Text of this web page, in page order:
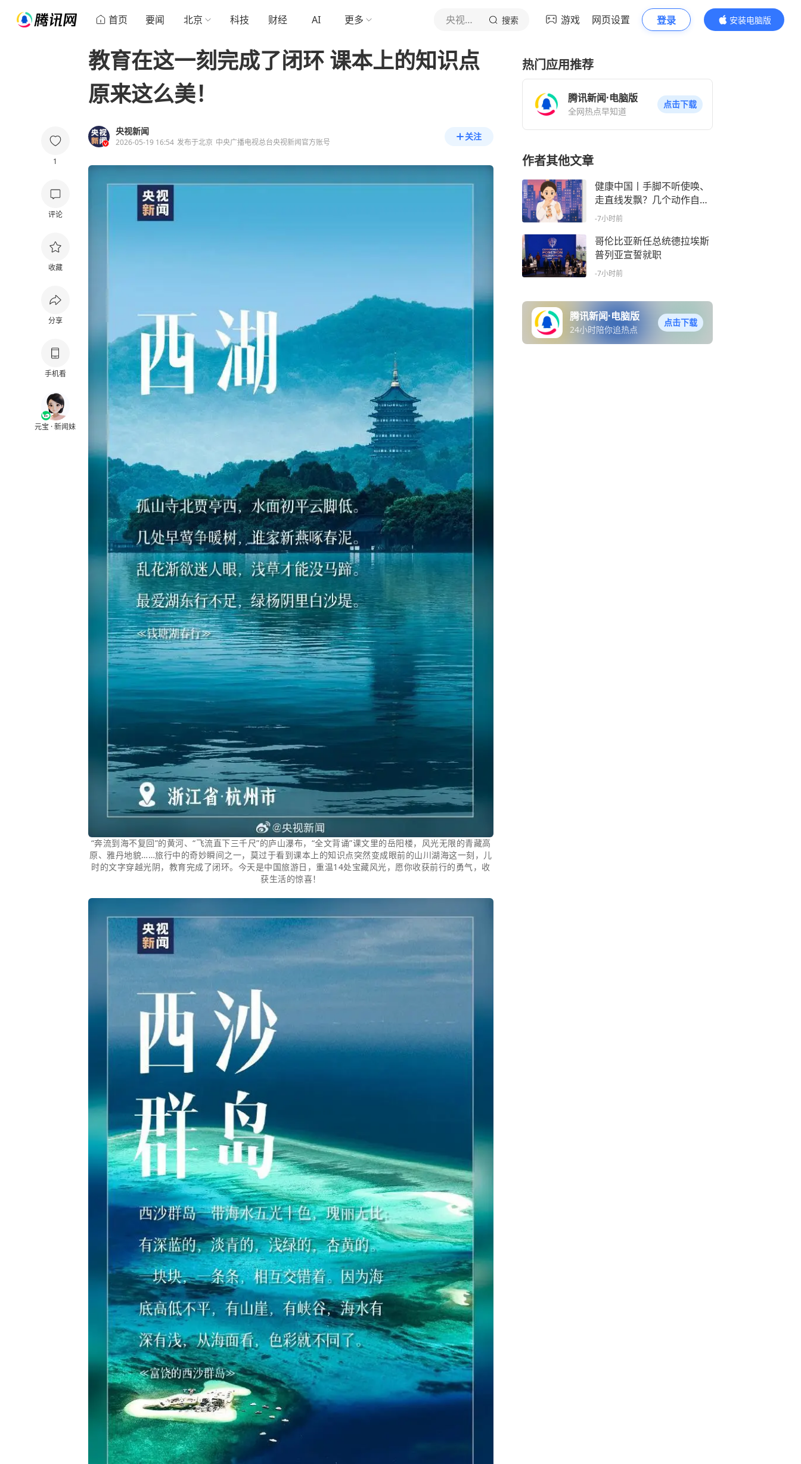
首页 要闻 北京 科技 财经 AI 更多 央视新闻 搜索 游戏 网页设置 登录
安装电脑版
内容更精彩
1
评论
收藏
分享
手机看
元宝 · 新闻妹
教育在这一刻完成了闭环 课本上的知识点
原来这么美！
央视新闻
2026-05-19 16:54 发布于北京 中央广播电视总台央视新闻官方账号
关注
“奔流到海不复回”的黄河、“飞流直下三千尺”的庐山瀑布，“全文背诵”课文里的岳阳楼，风光无限的青藏高
原、雅丹地貌……旅行中的奇妙瞬间之一，莫过于看到课本上的知识点突然变成眼前的山川湖海这一刻，儿
时的文字穿越光阴，教育完成了闭环。今天是中国旅游日，重温14处宝藏风光，愿你收获前行的勇气，收
获生活的惊喜！
热门应用推荐
腾讯新闻·电脑版
全网热点早知道
点击下载
作者其他文章
健康中国丨手脚不听使唤、
走直线发飘？几个动作自测
神经健康
-7小时前
哥伦比亚新任总统德拉埃斯
普列亚宣誓就职
-7小时前
腾讯新闻·电脑版
24小时陪你追热点
点击下载